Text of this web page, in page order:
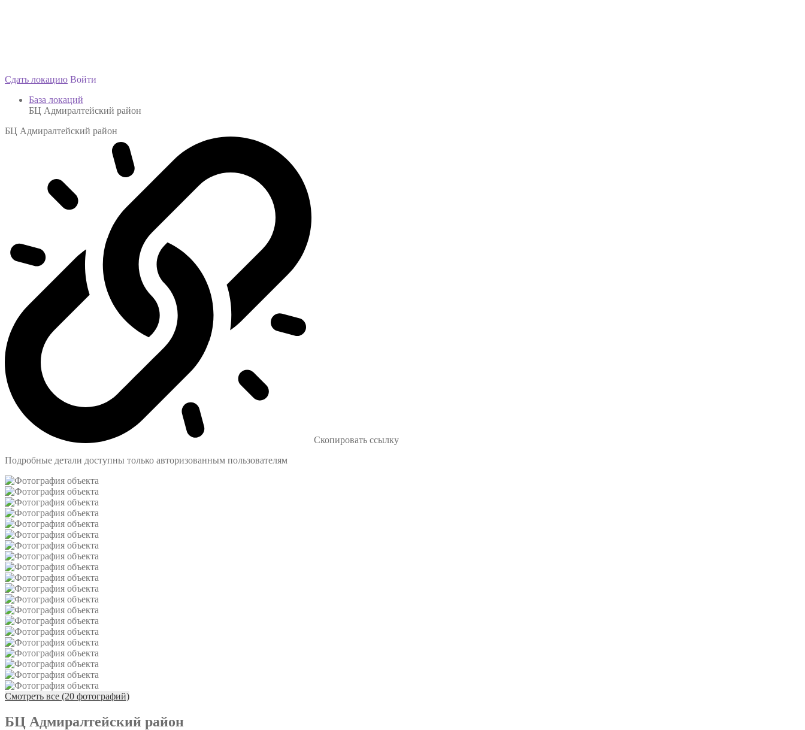
Сдать локацию Войти
База локаций
БЦ Адмиралтейский район
БЦ Адмиралтейский район
Скопировать ссылку
Подробные детали доступны только авторизованным пользователям
Смотреть все (20 фотографий)
БЦ Адмиралтейский район